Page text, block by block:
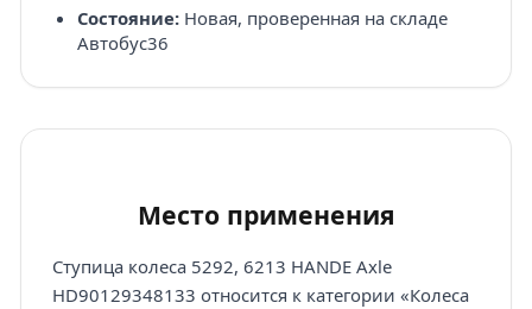
Состояние:Новая, проверенная на складе
Автобус36
Место применения
Ступица колеса 5292, 6213 HANDE Axle
HD90129348133 относится к категории «Колеса